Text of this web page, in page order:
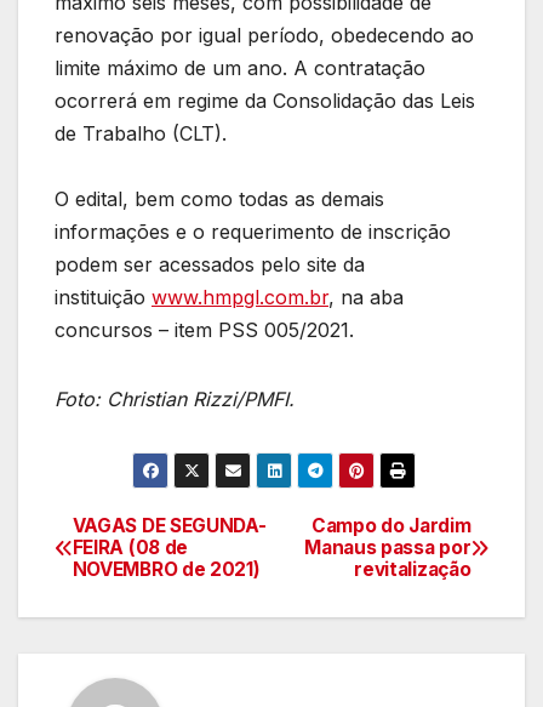
renovação por igual período, obedecendo ao
limite máximo de um ano. A contratação
ocorrerá em regime da Consolidação das Leis
de Trabalho (CLT).
O edital, bem como todas as demais
informações e o requerimento de inscrição
podem ser acessados pelo site da
instituição www.hmpgl.com.br, na aba
concursos – item PSS 005/2021.
Foto: Christian Rizzi/PMFI.
Navegação
de
Campo do Jardim
Manaus passa por
revitalização
VAGAS DE SEGUNDA-
FEIRA (08 de
NOVEMBRO de 2021)